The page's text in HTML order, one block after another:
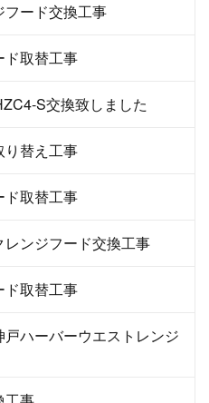
ード交換工事
ド取替工事
S交換致しました
り替え工事
ド取替工事
ンジフード交換工事
ド取替工事
ハーバーウエストレンジ